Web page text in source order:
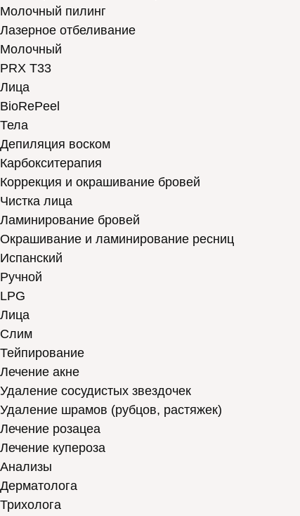
Молочный пилинг
Лазерное отбеливание
Молочный
PRX T33
Лица
BioRePeel
Тела
Депиляция воском
Карбокситерапия
Коррекция и окрашивание бровей
Чистка лица
Ламинирование бровей
Окрашивание и ламинирование ресниц
Испанский
Ручной
LPG
Лица
Слим
Тейпирование
Лечение акне
Удаление сосудистых звездочек
Удаление шрамов (рубцов, растяжек)
Лечение розацеа
Лечение купероза
Анализы
Дерматолога
Трихолога